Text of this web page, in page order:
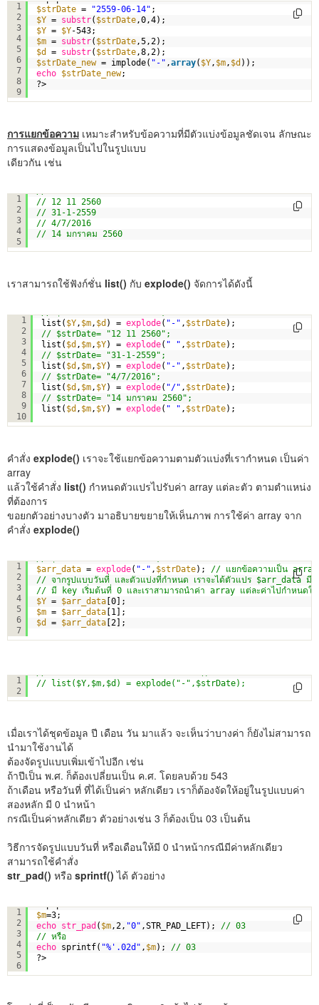
1
2
3
4
5
6
7
8
9
$strDate = "2559-06-14" ;
$Y = substr( $strDate ,0,4);
$Y = $Y-543;
$m = substr( $strDate ,5,2);
$d
= substr( $strDate ,8,2);
$strDate_new = implode( "-" ,array( $Y , $m , $d ));
echo $strDate_new;
?>
การแยกข้อความ เหมาะสำหรับข้อความที่มีตัวแบ่งข้อมูลชัดเจน ลักษณะ
การแสดงข้อมูลเป็นไปในรูปแบบ
เดียวกัน เช่น
1
2
3
4
5
// 12 11 2560
// 31-1-2559
// 4/7/2016
// 14 มกราคม 2560
เราสามารถใช้ฟังก์ชั่น list() กับ explode() จัดการได้ดังนี้
1
2
3
4
5
6
7
8
9
10
list( $Y , $m , $d ) = explode( "-" , $strDate);
// $strDate= "12 11 2560";
list( $d , $m , $Y) = explode( " " , $strDate);
// $strDate= "31-1-2559";
list( $d , $m , $Y) = explode( "-" , $strDate);
// $strDate= "4/7/2016";
list( $d , $m , $Y) = explode( "/" , $strDate);
// $strDate= "14 มกราคม 2560";
list( $d , $m , $Y) = explode( " " , $strDate);
คำสั่ง explode() เราจะใช้แยกข้อความตามตัวแบ่งที่เรากำหนด เป็นค่า
array
แล้วใช้คำสั่ง list() กำหนดตัวแปรไปรับค่า array แต่ละตัว ตามตำแหน่ง
ที่ต้องการ
ขอยกตัวอย่างบางตัว มาอธิบายขยายให้เห็นภาพ การใช้ค่า array จาก
คำสั่ง explode()
1
2
3
4
5
6
7
$arr_data = explode( "-" , $strDate); // แยกข้อความเป็น
// จากรูปแบบวันที่ และตัวแบ่งที่กำหนด เราจะได้ตัวแปร $arr_data มี
// มี key เริ่มต้นที่ 0 และเราสามารถนำค่า array แต่ละค่าไปกำหนดให้
$Y = $arr_data [0];
$m = $arr_data [1];
$d
= $arr_data [2];
1
2
// list($Y,$m,$d) = explode("-",$strDate);
เมื่อเราได้ชุดข้อมูล ปี เดือน วัน มาแล้ว จะเห็นว่าบางค่า ก็ยังไม่สามารถ
นำมาใช้งานได้
ต้องจัดรูปแบบเพิ่มเข้าไปอีก เช่น
ถ้าปีเป็น พ.ศ. ก็ต้องเปลี่ยนเป็น ค.ศ. โดยลบด้วย 543
ถ้าเดือน หรือวันที่ ที่ได้เป็นค่า หลักเดียว เราก็ต้องจัดให้อยู่ในรูปแบบค่า
สองหลัก มี 0 นำหน้า
กรณีเป็นค่าหลักเดียว ตัวอย่างเช่น 3 ก็ต้องเป็น 03 เป็นต้น
วิธีการจัดรูปแบบวันที่ หรือเดือนให้มี 0 นำหน้ากรณีมีค่าหลักเดียว
สามารถใช้คำสั่ง
str_pad() หรือ sprintf()ได้ ตัวอย่าง
1
2
3
4
5
6
$m=3;
echo str_pad ( $m ,2, "0" ,STR_PAD_LEFT); // 03
// หรือ
echo sprintf( "%'.02d" , $m); // 03
?>